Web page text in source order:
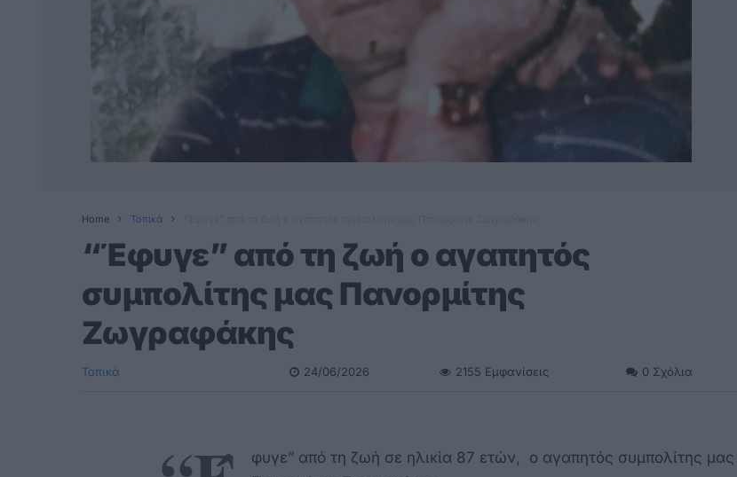
Home Τοπικά
“Έφυγε” από τη ζωή ο αγαπητός
συμπολίτης μας Πανορμίτης
Ζωγραφάκης
Τοπικά 24/06/2026 2155 Εμφανίσεις 0 Σχόλια
φυγε” από τη ζωή σε ηλικία 87 ετών, ο αγαπητός συμπολίτης μας